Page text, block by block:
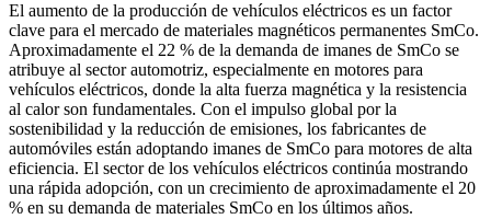
El aumento de la producción de vehículos eléctricos es un factor
clave para el mercado de materiales magnéticos permanentes SmCo.
Aproximadamente el 22 % de la demanda de imanes de SmCo se
atribuye al sector automotriz, especialmente en motores para
vehículos eléctricos, donde la alta fuerza magnética y la resistencia
al calor son fundamentales. Con el impulso global por la
sostenibilidad y la reducción de emisiones, los fabricantes de
automóviles están adoptando imanes de SmCo para motores de alta
eficiencia. El sector de los vehículos eléctricos continúa mostrando
una rápida adopción, con un crecimiento de aproximadamente el 20
% en su demanda de materiales SmCo en los últimos años.